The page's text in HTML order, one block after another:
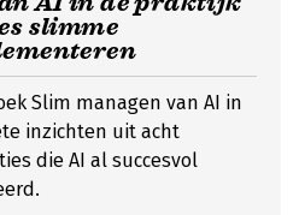
slimme
Slim managen van AI in
inzichten uit acht
die AI al succesvol